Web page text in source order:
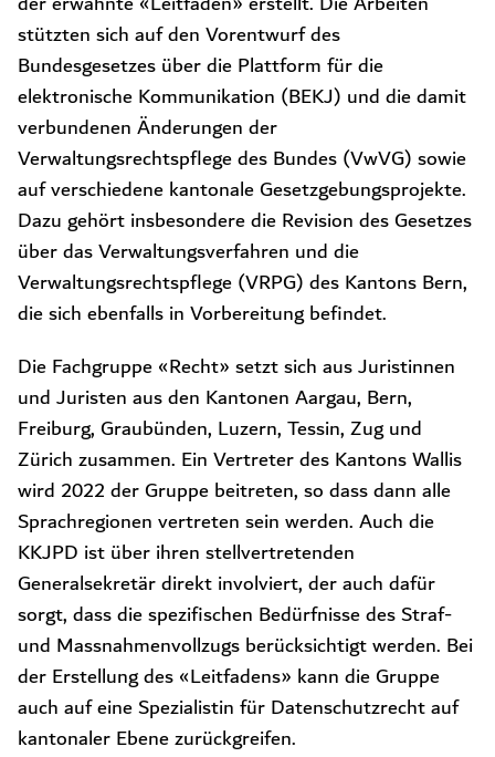
stützten sich auf den Vorentwurf des
Bundesgesetzes über die Plattform für die
elektronische Kommunikation (BEKJ) und die damit
verbundenen Änderungen der
Verwaltungsrechtspflege des Bundes (VwVG) sowie
auf verschiedene kantonale Gesetzgebungsprojekte.
Dazu gehört insbesondere die Revision des Gesetzes
über das Verwaltungsverfahren und die
Verwaltungsrechtspflege (VRPG) des Kantons Bern,
die sich ebenfalls in Vorbereitung befindet.
Die Fachgruppe «Recht» setzt sich aus Juristinnen
und Juristen aus den Kantonen Aargau, Bern,
Freiburg, Graubünden, Luzern, Tessin, Zug und
Zürich zusammen. Ein Vertreter des Kantons Wallis
wird 2022 der Gruppe beitreten, so dass dann alle
Sprachregionen vertreten sein werden. Auch die
KKJPD ist über ihren stellvertretenden
Generalsekretär direkt involviert, der auch dafür
sorgt, dass die spezifischen Bedürfnisse des Straf-
und Massnahmenvollzugs berücksichtigt werden. Bei
der Erstellung des «Leitfadens» kann die Gruppe
auch auf eine Spezialistin für Datenschutzrecht auf
kantonaler Ebene zurückgreifen.